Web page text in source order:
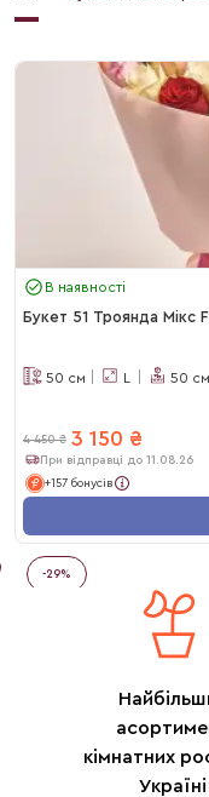
В наявності
Букет 51 Троянда Мікс
50 см L 50 см
4 450 ₴ 3 150 ₴
При відправці до 11.08.26
+157 бонусів
-29%
кімнатних
Україні